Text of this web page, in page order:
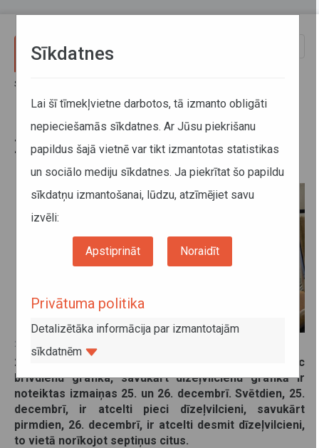
Sākums
Ziemassvētkos vilcieni kursēs pēc
brīvdienu grafika
21. decembris 2022
24., 25. un 26. decembrī elektrovilcieni kursēs pēc
brīvdienu grafika, savukārt dīzeļvilcienu grafikā ir
noteiktas izmaiņas 25. un 26. decembrī. Svētdien, 25.
decembrī, ir atcelti pieci dīzeļvilcieni, savukārt
pirmdien, 26. decembrī, ir atcelti desmit dīzeļvilcieni,
to vietā norīkojot septiņus citus.
Sīkdatnes
Lai šī tīmekļvietne darbotos, tā izmanto obligāti
nepieciešamās sīkdatnes. Ar Jūsu piekrišanu
papildus šajā vietnē var tikt izmantotas statistikas
un sociālo mediju sīkdatnes. Ja piekrītat šo papildu
sīkdatņu izmantošanai, lūdzu, atzīmējiet savu
izvēli:
Apstiprināt Noraidīt
Privātuma politika
Detalizētāka informācija par izmantotajām
sīkdatnēm